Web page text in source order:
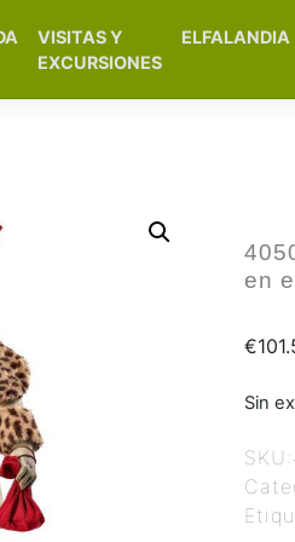
– Onil – Alicante
VISITAS Y
EXCURSIONES
ELFALANDIA
en
€
Sin
SKU: